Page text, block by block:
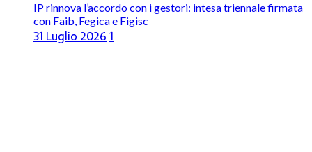
IP rinnova l’accordo con i gestori: intesa triennale firmata
con Faib, Fegica e Figisc
31 Luglio 20261